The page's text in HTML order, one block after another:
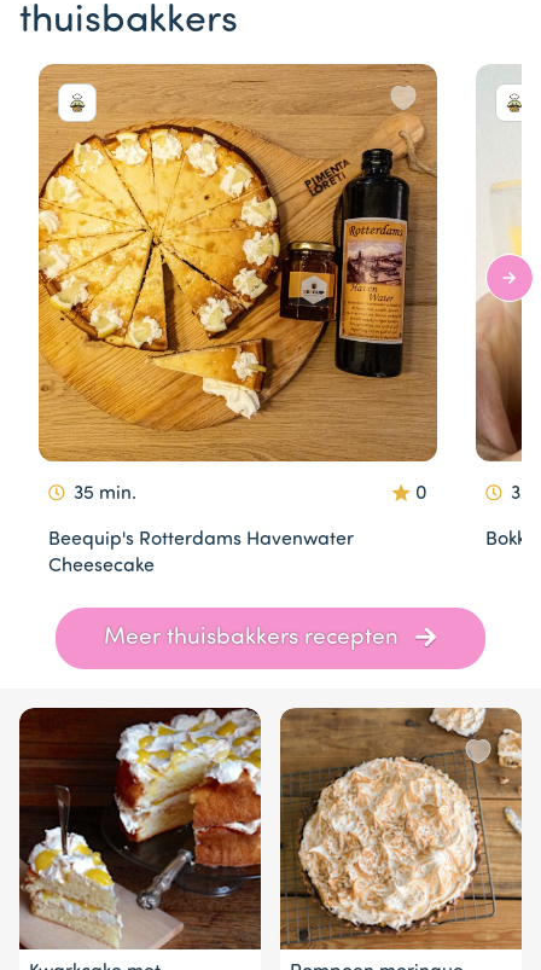
thuisbakkers
35 min. 0
Beequip's Rotterdams Havenwater
Cheesecake
30
Meer thuisbakkers recepten